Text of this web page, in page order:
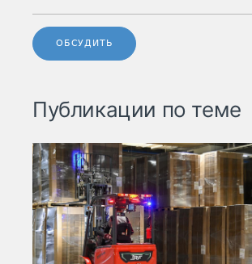
ОБСУДИТЬ
Публикации по теме